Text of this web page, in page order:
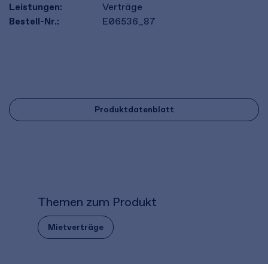
Leistungen:
Verträge
Bestell-Nr.:
E06536_87
Produktdatenblatt
Themen zum Produkt
Mietverträge